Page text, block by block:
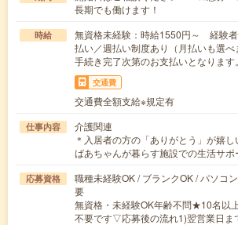
長期でも働けます！
時給
無資格未経験：時給1550円～ 経験
払い／週払い制度あり（月払いも選
手続き完了次第のお支払いとなります。
交通費
交通費全額支給※規定有
仕事内容
介護関連
＊入居者の方の「ありがとう」が嬉
ばあちゃんが暮らす施設での生活サ
応募資格
職種未経験OK / ブランクOK / パソコ
要
無資格・未経験OK年齢不問★10名以
不要です▽応募後の流れ1)翌営業日